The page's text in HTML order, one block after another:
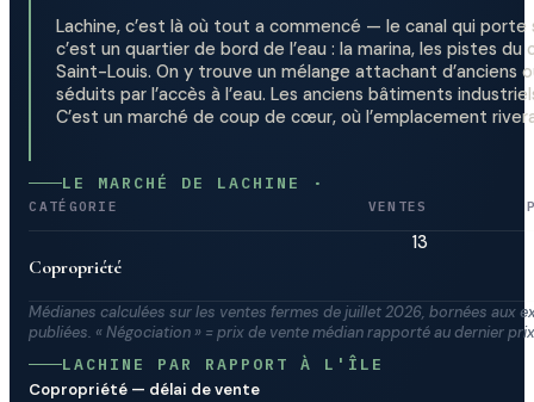
Lachine, c’est là où tout a commencé — le canal qui porte
c’est un quartier de bord de l’eau : la marina, les pistes
Saint-Louis. On y trouve un mélange attachant
séduits par l’accès à l’eau. Les anciens bâtiments
C’est un marché de coup de cœur, où l’emplacement
LE MARCHÉ DE LACHINE ·
CATÉGORIE VENTES
Copropriété
13
Médianes calculées sur les ventes fermes de juillet 2026, bornées
publiées. « Négociation » = prix de vente médian rapporté au dernier
LACHINE PAR RAPPORT À L'ÎLE
Copropriété — délai de vente